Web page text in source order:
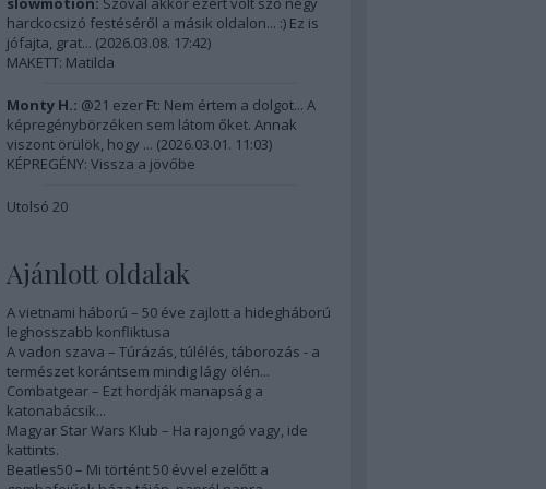
harckocsizó festéséről a másik oldalon... :) Ez is
jófajta, grat... (2026.03.08. 17:42)
MAKETT: Matilda
Monty H.: @21 ezer Ft: Nem értem a dolgot... A
képregénybörzéken sem látom őket. Annak
viszont örülök, hogy ... (2026.03.01. 11:03)
KÉPREGÉNY: Vissza a jövőbe
Utolsó 20
Ajánlott oldalak
A vietnami háború – 50 éve zajlott a hidegháború
leghosszabb konfliktusa
A vadon szava – Túrázás, túlélés, táborozás - a
természet korántsem mindig lágy ölén...
Combatgear – Ezt hordják manapság a
katonabácsik...
Magyar Star Wars Klub – Ha rajongó vagy, ide
kattints.
Beatles50 – Mi történt 50 évvel ezelőtt a